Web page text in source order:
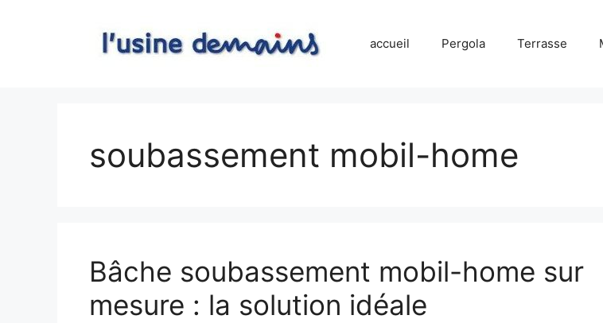
accueil Pergola Terrasse
soubassement mobil-home
Bâche soubassement mobil-home sur
mesure : la solution idéale